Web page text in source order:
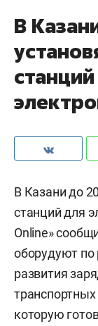
В
В Казани до
станций для
Online»
оборудуют по
развития
которую